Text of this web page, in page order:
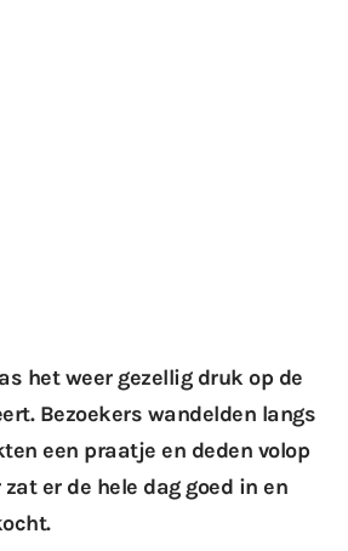
het weer gezellig druk op de
Bezoekers wandelden langs
een praatje en deden volop
er de hele dag goed in en